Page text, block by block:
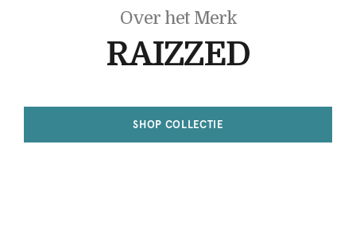
Over het Merk
RAIZZED
SHOP COLLECTIE